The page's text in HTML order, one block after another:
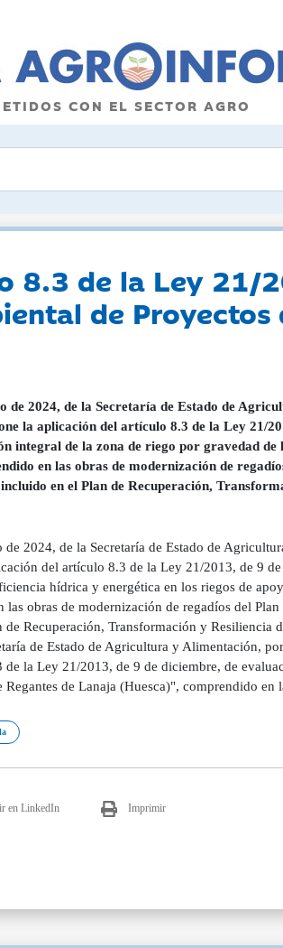
CON EL SECTOR AGRO
8.3 de la Ley 21/
de
de 2024, de la Secretaría de Estado de
la aplicación del artículo 8.3 de la Ley 21/
integral de la zona de riego por gravedad de
en las obras de modernización de
en el Plan de Recuperación,
de 2024, de la Secretaría de Estado de
del artículo 8.3 de la Ley 21/2013, de 9
hídrica y energética en los riegos de
las obras de modernización de regadíos del
Recuperación, Transformación y Resiliencia
de Estado de Agricultura y Alimentación,
la Ley 21/2013, de 9 de diciembre, de
de Lanaja (Huesca)", comprendido en
en LinkedIn Imprimir